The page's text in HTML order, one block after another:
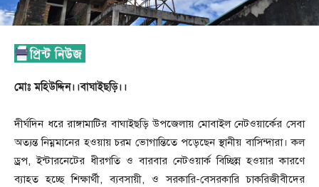
মোঃ মহিউদ্দিন।।বাঘাইছড়ি।।
দীর্ঘদিন ধরে রাঙ্গামাটির বাঘাইছড়ি উপজেলায় মোবাইল নেটওয়ার্কের সেবা
অত্যন্ত নিম্নমানের হওয়ায় চরম ভোগান্তিতে পড়েছেন স্থানীয় বাসিন্দারা। কল
ড্রপ, ইন্টারনেটের ধীরগতি ও বারবার নেটওয়ার্ক বিচ্ছিন্ন হওয়ার কারণে
ব্যাহত হচ্ছে শিক্ষার্থী, ব্যবসায়ী, ও সরকারি-বেসরকারি চাকরিজীবীদের